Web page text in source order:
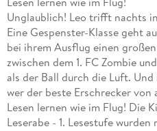
Unglaublich! Leo trifft nachts
Eine Gespenster-Klasse geht
bei ihrem Ausflug einen
zwischen dem 1. FC Zombie
als der Ball durch die Luft.
wer der beste Erschrecker von
Lesen lernen wie im Flug! Die
Leserabe - 1. Lesestufe